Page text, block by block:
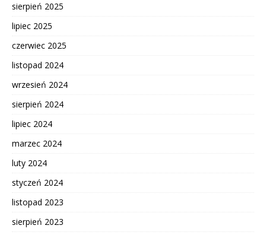
sierpień 2025
lipiec 2025
czerwiec 2025
listopad 2024
wrzesień 2024
sierpień 2024
lipiec 2024
marzec 2024
luty 2024
styczeń 2024
listopad 2023
sierpień 2023